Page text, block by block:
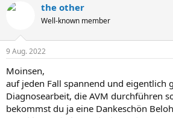
the other
Well-known member
9 Aug. 2022
Moinsen,
auf jeden Fall spannend und eigentlich
Diagnosearbeit, die AVM durchführen
bekommst du ja eine Dankeschön